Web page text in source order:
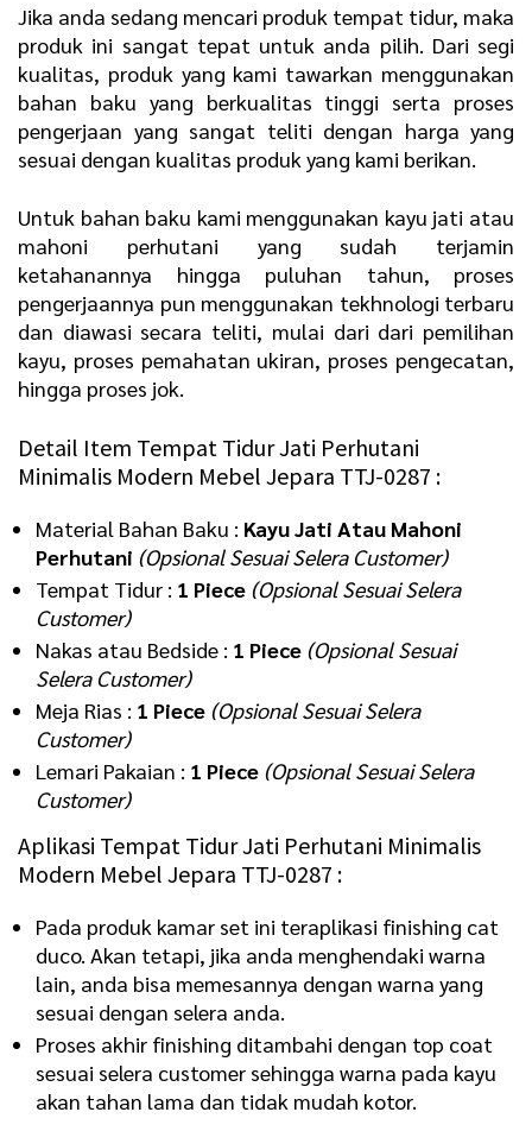
Jika anda sedang mencari produk tempat tidur, maka
produk ini sangat tepat untuk anda pilih. Dari segi
kualitas, produk yang kami tawarkan menggunakan
bahan baku yang berkualitas tinggi serta proses
pengerjaan yang sangat teliti dengan harga yang
sesuai dengan kualitas produk yang kami berikan.
Untuk bahan baku kami menggunakan kayu jati atau
mahoni perhutani yang sudah terjamin
ketahanannya hingga puluhan tahun, proses
pengerjaannya pun menggunakan tekhnologi terbaru
dan diawasi secara teliti, mulai dari dari pemilihan
kayu, proses pemahatan ukiran, proses pengecatan,
hingga proses jok.
Detail Item Tempat Tidur Jati Perhutani
Minimalis Modern Mebel Jepara TTJ-0287 :
Material Bahan Baku : Kayu Jati Atau Mahoni
Perhutani (Opsional Sesuai Selera Customer)
Tempat Tidur : 1 Piece (Opsional Sesuai Selera
Customer)
Nakas atau Bedside : 1 Piece (Opsional Sesuai
Selera Customer)
Meja Rias : 1 Piece (Opsional Sesuai Selera
Customer)
Lemari Pakaian : 1 Piece (Opsional Sesuai Selera
Customer)
Aplikasi Tempat Tidur Jati Perhutani Minimalis
Modern Mebel Jepara TTJ-0287 :
Pada produk kamar set ini teraplikasi finishing cat
duco. Akan tetapi, jika anda menghendaki warna
lain, anda bisa memesannya dengan warna yang
sesuai dengan selera anda.
Proses akhir finishing ditambahi dengan top coat
sesuai selera customer sehingga warna pada kayu
akan tahan lama dan tidak mudah kotor.